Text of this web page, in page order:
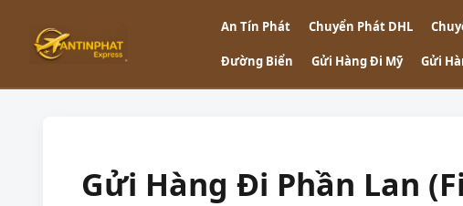
An Tín Phát Chuyển Phát DHL
Đường Biển Gửi Hàng Đi Mỹ Gửi
Gửi Hàng Đi Phần Lan